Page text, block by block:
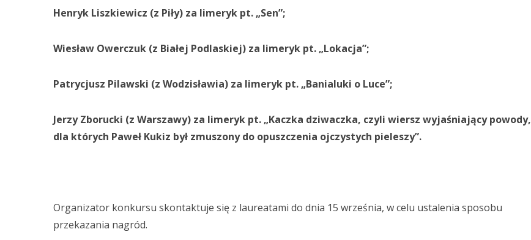
Henryk Liszkiewicz (z Piły) za limeryk pt. „Sen”;
Wiesław Owerczuk (z Białej Podlaskiej) za limeryk pt. „Lokacja”;
Patrycjusz Pilawski (z Wodzisławia) za limeryk pt. „Banialuki o Luce”;
Jerzy Zborucki (z Warszawy) za limeryk pt. „Kaczka dziwaczka, czyli wiersz wyjaśniający powody,
dla których Paweł Kukiz był zmuszony do opuszczenia ojczystych pieleszy”.
Organizator konkursu skontaktuje się z laureatami do dnia 15 września, w celu ustalenia sposobu
przekazania nagród.